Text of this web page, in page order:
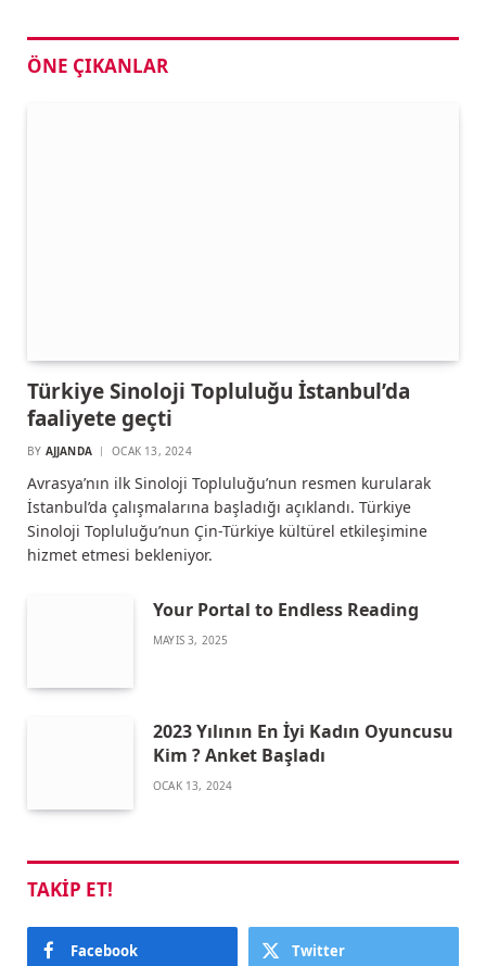
ÖNE ÇIKANLAR
Türkiye Sinoloji Topluluğu İstanbul’da
faaliyete geçti
BY AJJANDA OCAK 13, 2024
Avrasya’nın ilk Sinoloji Topluluğu’nun resmen kurularak
İstanbul’da çalışmalarına başladığı açıklandı. Türkiye
Sinoloji Topluluğu’nun Çin-Türkiye kültürel etkileşimine
hizmet etmesi bekleniyor.
Your Portal to Endless Reading
MAYIS 3, 2025
2023 Yılının En İyi Kadın Oyuncusu
Kim ? Anket Başladı
OCAK 13, 2024
TAKIP ET!
Facebook Twitter